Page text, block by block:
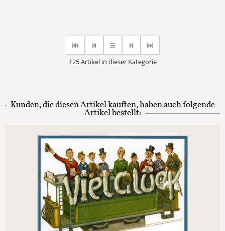
125 Artikel in dieser Kategorie
Kunden, die diesen Artikel kauften, haben auch folgende
Artikel bestellt: